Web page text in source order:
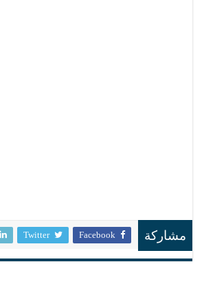
مشاركة Facebook
Twitter